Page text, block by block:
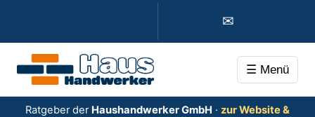
✉
☰ Menü
Ratgeber der Haushandwerker GmbH · zur Website &